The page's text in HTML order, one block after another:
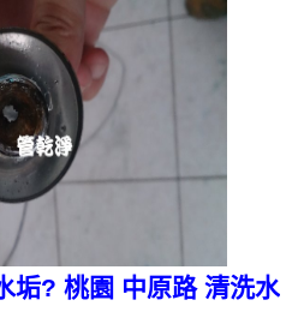
下圖片影片，兩個多小時
復了!! 如是自來水，如水管
堆積，洗出來的水就會是咖
，管壁上會結成黑色管垢，
黑，有些洗出綠色的水，是
有銅的物質...
垢? 桃園 中原路 清洗水